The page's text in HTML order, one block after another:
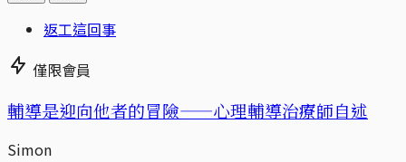
返工這回事
僅限會員
輔導是迎向他者的冒險——心理輔導治療師自述
Simon